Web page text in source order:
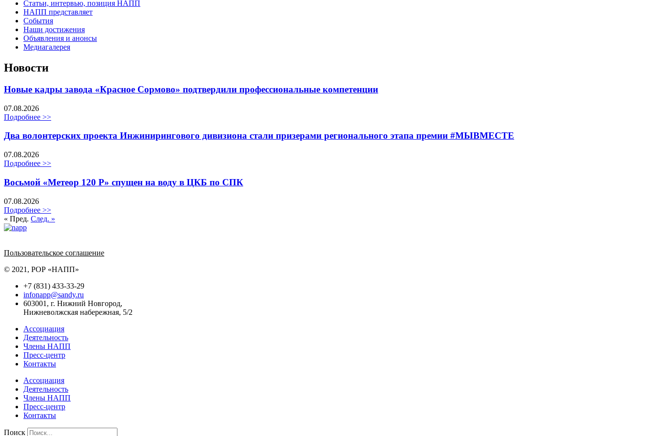
Статьи, интервью, позиция НАПП
НАПП представляет
События
Наши достижения
Объявления и анонсы
Медиагалерея
Новости
Новые кадры завода «Красное Сормово» подтвердили профессиональные компетенции
07.08.2026
Подробнее >>
Два волонтерских проекта Инжинирингового дивизиона стали призерами регионального этапа премии #МЫВМЕСТЕ
07.08.2026
Подробнее >>
Восьмой «Метеор 120 Р» спущен на воду в ЦКБ по СПК
07.08.2026
Подробнее >>
« Пред. След. »
Пользовательское соглашение
© 2021, РОР «НАПП»
+7 (831) 433-33-29
infonapp@sandy.ru
603001, г. Нижний Новгород,
Нижневолжская набережная, 5/2
Ассоциация
Деятельность
Члены НАПП
Пресс-центр
Контакты
Ассоциация
Деятельность
Члены НАПП
Пресс-центр
Контакты
Поиск